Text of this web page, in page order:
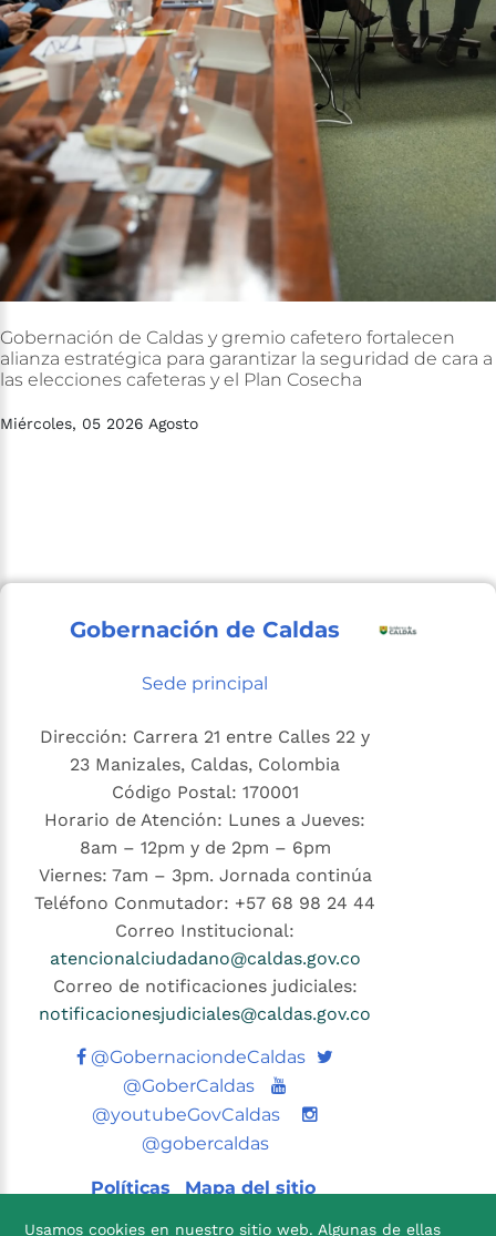
Gobernación de Caldas y gremio cafetero fortalecen
alianza estratégica para garantizar la seguridad de cara a
las elecciones cafeteras y el Plan Cosecha
Miércoles, 05 2026 Agosto
Gobernación de Caldas
Sede principal
Dirección: Carrera 21 entre Calles 22 y
23 Manizales, Caldas, Colombia
Código Postal: 170001
Horario de Atención: Lunes a Jueves:
8am – 12pm y de 2pm – 6pm
Viernes: 7am – 3pm. Jornada continúa
Teléfono Conmutador: +57 68 98 24 44
Correo Institucional:
atencionalciudadano@caldas.gov.co
Correo de notificaciones judiciales:
notificacionesjudiciales@caldas.gov.co
@GobernaciondeCaldas Twitter
@GoberCaldas
Youtube
@youtubeGovCaldas
@gobercaldas
Políticas Mapa del sitio
Usamos cookies en nuestro sitio web. Algunas de ellas